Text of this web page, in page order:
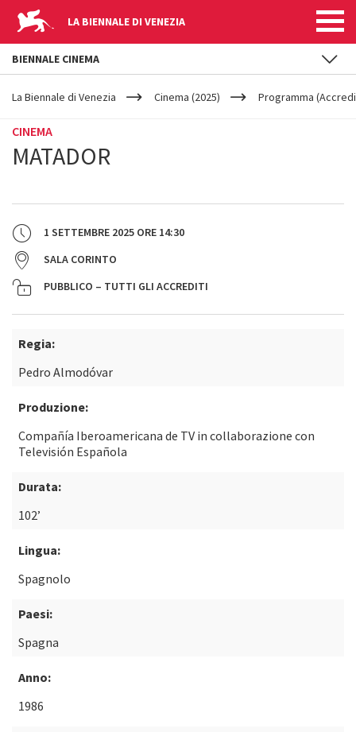
LA BIENNALE DI VENEZIA
YOUR
ARE
La Biennale di Venezia Cinema (2025) Programma
CINEMA
MATADOR
1 SETTEMBRE 2025 ORE 14:30
SALA CORINTO
PUBBLICO – TUTTI GLI ACCREDITI
Regia:
Pedro Almodóvar
Produzione:
Compañía Iberoamericana de TV in collaborazione con
Televisión Española
Durata:
102’
Lingua:
Spagnolo
Paesi:
Spagna
Anno:
1986
BIENNALE CINEMA